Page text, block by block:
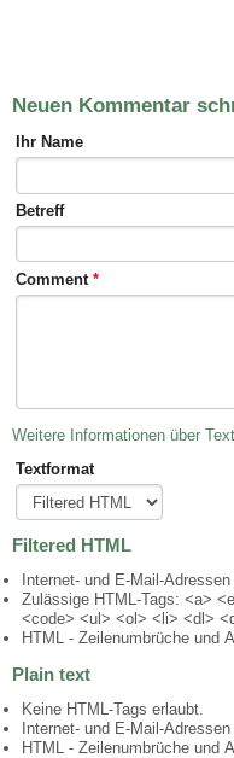
Neuen Kommentar
Ihr Name
Betreff
Comment *
Weitere Informationen über
Textformat
Filtered HTML
Internet- und E-Mail-
Zulässige HTML-Tags: <a>
<code> <ul> <ol> <li> <dl>
HTML - Zeilenumbrüche und
Plain text
Keine HTML-Tags erlaubt.
Internet- und E-Mail-
HTML - Zeilenumbrüche und